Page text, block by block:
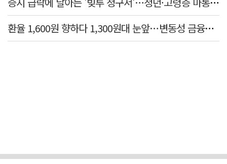
환율 1,600원 향하다 1,300원대 눈앞…변동성 금융위기 후 최고